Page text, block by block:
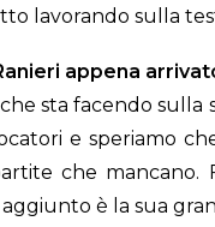
lavorando sulla
appena
sta facendo
e speriamo
che mancano.
è la sua